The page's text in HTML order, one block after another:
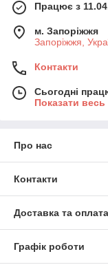
Працює з
м. Запоріжжя
Запоріжжя,
Контакти
Сьогодні
Показати
Про нас
Контакти
Доставка та оплата
Графік роботи